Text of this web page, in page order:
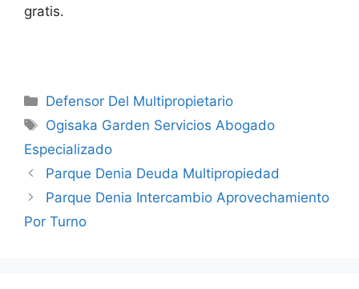
gratis.
Categorías
Defensor Del Multipropietario
Etiquetas
Ogisaka Garden Servicios Abogado
Especializado
Parque Denia Deuda Multipropiedad
Parque Denia Intercambio Aprovechamiento
Por Turno